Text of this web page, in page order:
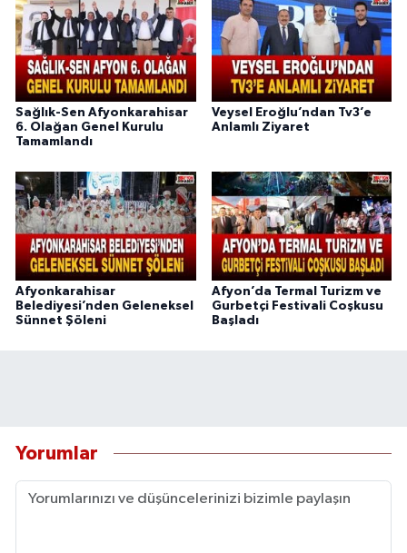
Sağlık-Sen Afyonkarahisar
6. Olağan Genel Kurulu
Tamamlandı
Veysel Eroğlu’ndan Tv3’e
Anlamlı Ziyaret
Afyonkarahisar
Belediyesi’nden Geleneksel
Sünnet Şöleni
Afyon’da Termal Turizm ve
Gurbetçi Festivali Coşkusu
Başladı
Yorumlar